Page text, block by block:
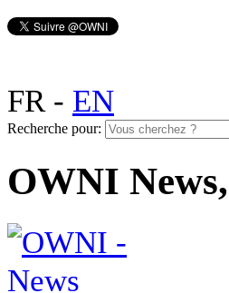
FR- EN
Recherche pour:
OWNI